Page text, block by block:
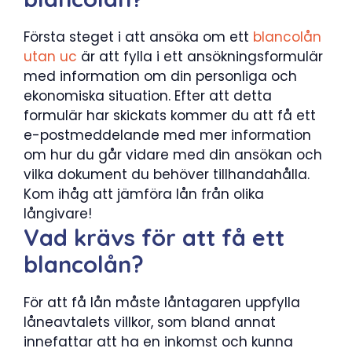
Första steget i att ansöka om ett blancolån
utan uc är att fylla i ett ansökningsformulär
med information om din personliga och
ekonomiska situation. Efter att detta
formulär har skickats kommer du att få ett
e-postmeddelande med mer information
om hur du går vidare med din ansökan och
vilka dokument du behöver tillhandahålla.
Kom ihåg att jämföra lån från olika
långivare!
Vad krävs för att få ett
blancolån?
För att få lån måste låntagaren uppfylla
låneavtalets villkor, som bland annat
innefattar att ha en inkomst och kunna